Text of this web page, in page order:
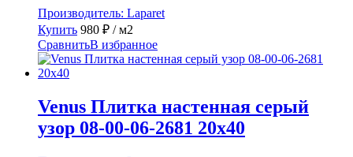
Производитель: Laparet
Купить 980 ₽ / м2
СравнитьВ избранное
Venus Плитка настенная серый
узор 08-00-06-2681 20х40